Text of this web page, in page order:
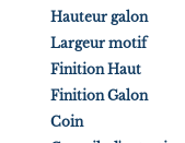
Hauteur galon
Largeur motif
Finition Haut
Finition Galon
Coin